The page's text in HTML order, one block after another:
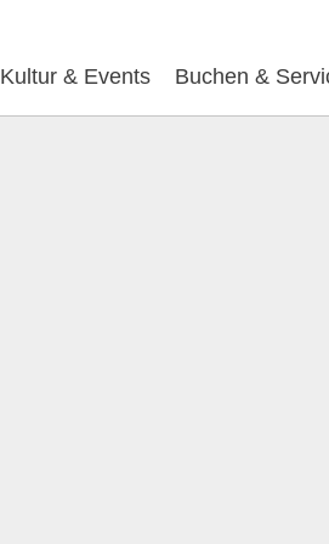
Kultur & Events Buchen &